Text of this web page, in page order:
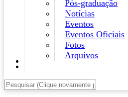
Pós-graduação
Notícias
Eventos
Eventos Oficiais
Fotos
Arquivos